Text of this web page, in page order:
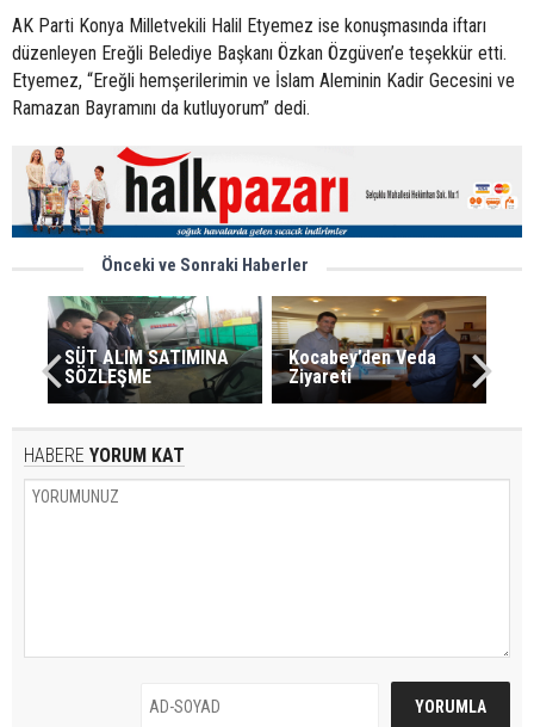
AK Parti Konya Milletvekili Halil Etyemez ise konuşmasında iftarı
düzenleyen Ereğli Belediye Başkanı Özkan Özgüven’e teşekkür etti.
Etyemez, “Ereğli hemşerilerimin ve İslam Aleminin Kadir Gecesini ve
Ramazan Bayramını da kutluyorum” dedi.
Önceki ve Sonraki Haberler
SÜT ALIM SATIMINA
SÖZLEŞME
Kocabey’den Veda
Ziyareti
HABERE YORUM KAT